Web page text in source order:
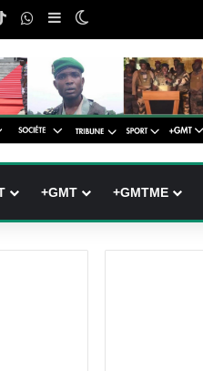
TikTokWhatsApp
Sidebar (barre latérale)
+GMT +GMTME